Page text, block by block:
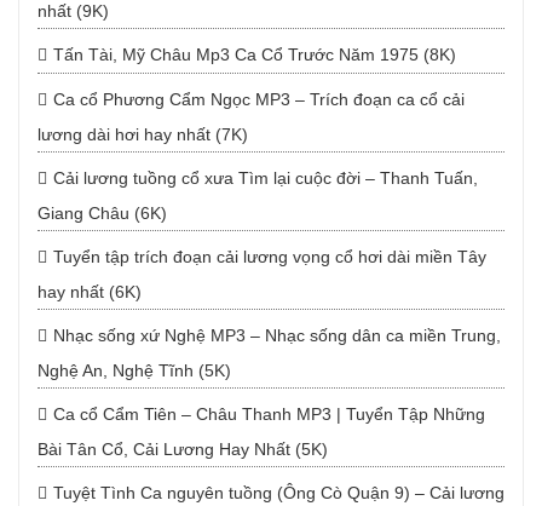
nhất (9K)
Tấn Tài, Mỹ Châu Mp3 Ca Cổ Trước Năm 1975 (8K)
Ca cổ Phương Cẩm Ngọc MP3 – Trích đoạn ca cổ cải
lương dài hơi hay nhất (7K)
Cải lương tuồng cổ xưa Tìm lại cuộc đời – Thanh Tuấn,
Giang Châu (6K)
Tuyển tập trích đoạn cải lương vọng cổ hơi dài miền Tây
hay nhất (6K)
Nhạc sống xứ Nghệ MP3 – Nhạc sống dân ca miền Trung,
Nghệ An, Nghệ Tĩnh (5K)
Ca cổ Cẩm Tiên – Châu Thanh MP3 | Tuyển Tập Những
Bài Tân Cổ, Cải Lương Hay Nhất (5K)
Tuyệt Tình Ca nguyên tuồng (Ông Cò Quận 9) – Cải lương